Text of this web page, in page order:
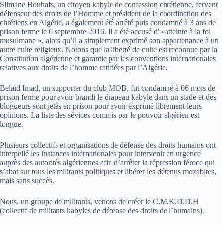
Slimane Bouhafs, un citoyen kabyle de confession chrétienne, fervent
défenseur des droits de l’Homme et président de la coordination des
chrétiens en Algérie, a également été arrêté puis condamné à 3 ans de
prison ferme le 6 septembre 2016. Il a été accusé d' »atteinte à la foi
musulmane », alors qu’il a simplement exprimé son appartenance à un
autre culte religieux. Notons que la liberté de culte est reconnue par la
Constitution algérienne et garantie par les conventions internationales
relatives aux droits de l’homme ratifiées par l’Algérie.
Belaid Imad, un supporter du club MOB, fut condamné à 06 mois de
prison ferme pour avoir brandi le drapeau kabyle dans un stade et des
blogueurs sont jetés en prison pour avoir exprimé librement leurs
opinions. La liste des sévices commis par le pouvoir algérien est
longue.
Plusieurs collectifs et organisations de défense des droits humains ont
interpellé les instances internationales pour intervenir en urgence
auprès des autorités algériennes afin d’arrêter la répression féroce qui
s’abat sur tous les militants politiques et libérer les détenus mozabites,
mais sans succès.
Nous, un groupe de militants, venons de créer le C.M.K.D.D.H
(collectif de militants kabyles de défense des droits de l’humains).